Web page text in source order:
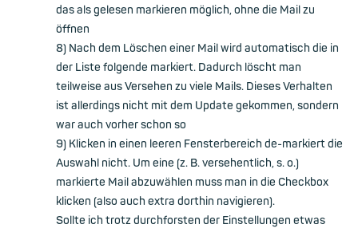
das als gelesen markieren möglich, ohne die Mail zu
öffnen
8) Nach dem Löschen einer Mail wird automatisch die in
der Liste folgende markiert. Dadurch löscht man
teilweise aus Versehen zu viele Mails. Dieses Verhalten
ist allerdings nicht mit dem Update gekommen, sondern
war auch vorher schon so
9) Klicken in einen leeren Fensterbereich de-markiert die
Auswahl nicht. Um eine (z. B. versehentlich, s. o.)
markierte Mail abzuwählen muss man in die Checkbox
klicken (also auch extra dorthin navigieren).
Sollte ich trotz durchforsten der Einstellungen etwas